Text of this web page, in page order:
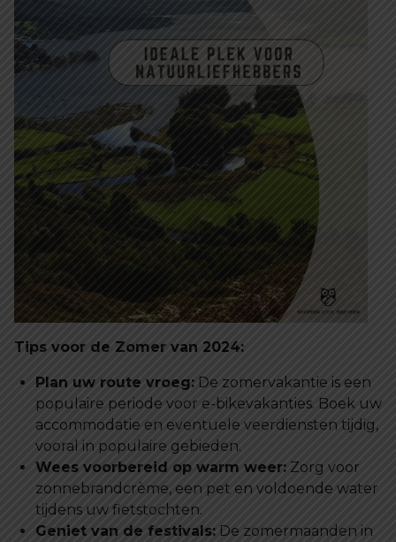
Tips voor de Zomer van 2024:
Plan uw route vroeg: De zomervakantie is een
populaire periode voor e-bikevakanties. Boek uw
accommodatie en eventuele veerdiensten tijdig,
vooral in populaire gebieden.
Wees voorbereid op warm weer: Zorg voor
zonnebrandcrème, een pet en voldoende water
tijdens uw fietstochten.
Geniet van de festivals: De zomermaanden in